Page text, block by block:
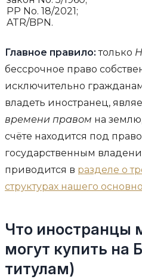
PP No. 18/2021;
ATR/BPN.
Главное правило: только
бессрочное право
исключительно
владеть иностранец,
времени правом на
счёте находится под
государственным
приводится в разделе о
структурах нашего
Что иностранцы
могут купить на
титулам)